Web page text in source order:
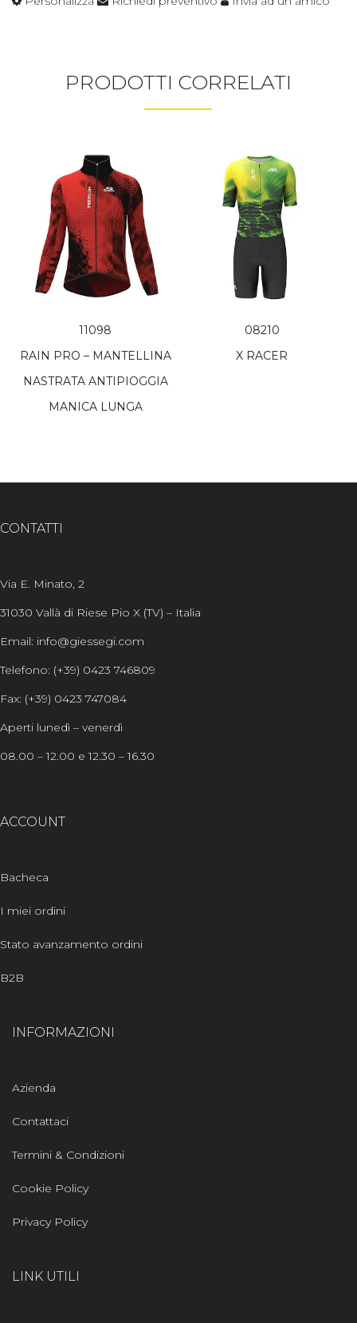
PRODOTTI CORRELATI
11098
RAIN PRO – MANTELLINA
NASTRATA ANTIPIOGGIA
MANICA LUNGA
08210
X RACER
CONTATTI
Via E. Minato, 2
31030 Vallà di Riese Pio X (TV) – Italia
Email: info@giessegi.com
Telefono: (+39) 0423 746809
Fax: (+39) 0423 747084
Aperti lunedì – venerdì
08.00 – 12.00 e 12.30 – 16.30
ACCOUNT
Bacheca
I miei ordini
Stato avanzamento ordini
B2B
INFORMAZIONI
Azienda
Contattaci
Termini & Condizioni
Cookie Policy
Privacy Policy
LINK UTILI